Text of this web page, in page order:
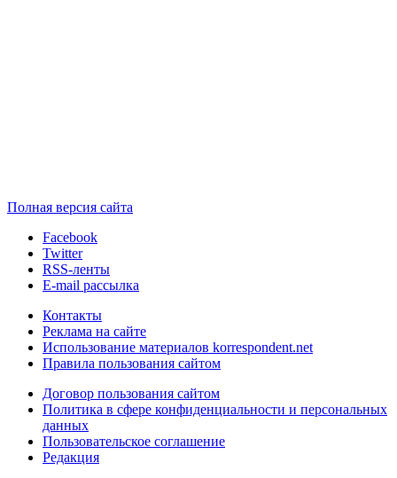
Полная версия сайта
Facebook
Twitter
RSS-ленты
E-mail рассылка
Контакты
Реклама на сайте
Использование материалов korrespondent.net
Правила пользования сайтом
Договор пользования сайтом
Политика в сфере конфиденциальности и персональных
данных
Пользовательское соглашение
Редакция